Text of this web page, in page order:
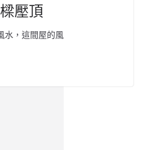
壓頂
水，這間屋的風